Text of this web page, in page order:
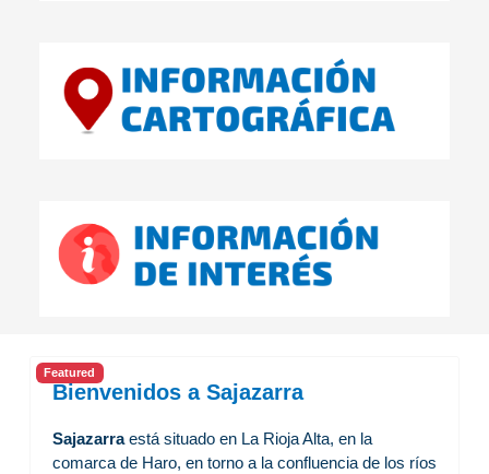
Featured
Bienvenidos a Sajazarra
Sajazarraestá situado en La Rioja Alta, en la
comarca de Haro, en torno a la confluencia de los ríos